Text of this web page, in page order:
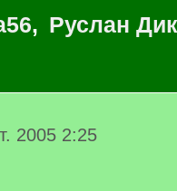
, Руслан
2005 2:25